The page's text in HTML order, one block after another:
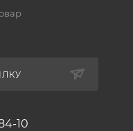
10